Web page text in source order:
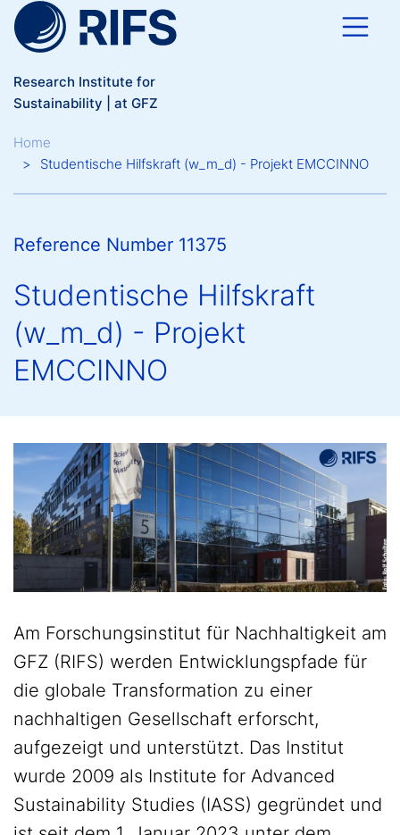
Skip to main content
Research Institute for
Sustainability | at GFZ
Breadcrumb
Home
Studentische Hilfskraft (w_m_d) - Projekt EMCCINNO
Reference Number 11375
Studentische Hilfskraft
(w_m_d) - Projekt
EMCCINNO
Am Forschungsinstitut für Nachhaltigkeit am
GFZ (RIFS) werden Entwicklungspfade für
die globale Transformation zu einer
nachhaltigen Gesellschaft erforscht,
aufgezeigt und unterstützt. Das Institut
wurde 2009 als Institute for Advanced
Sustainability Studies (IASS) gegründet und